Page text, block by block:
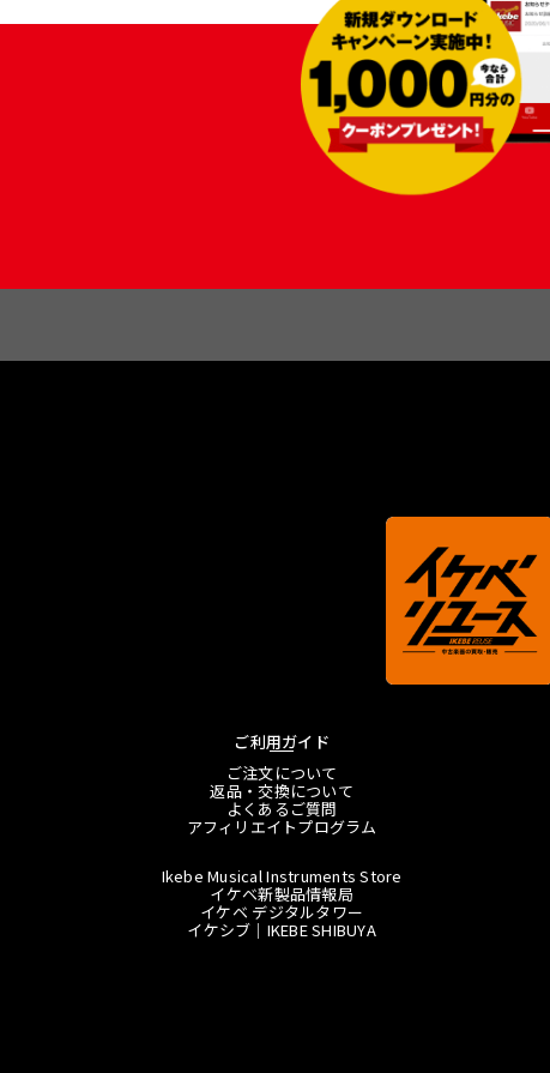
ご利用ガイド
ご注文について
返品・交換について
よくあるご質問
アフィリエイトプログラム
Ikebe Musical Instruments Store
イケベ新製品情報局
イケベ デジタルタワー
イケシブ｜IKEBE SHIBUYA